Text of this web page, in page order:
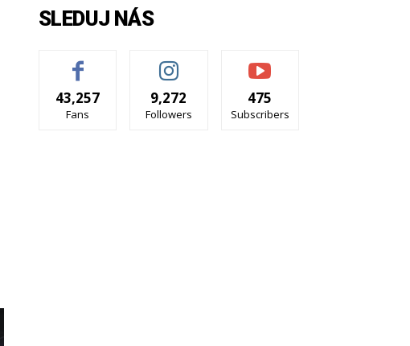
SLEDUJ NÁS
43,257
Fans
9,272
Followers
475
Subscribers